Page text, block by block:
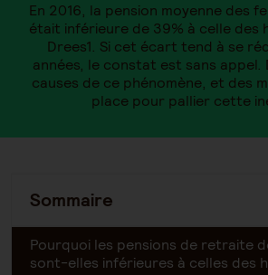
En 2016, la pension moyenne des
était inférieure de 39% à celle des
Drees1. Si cet écart tend à se
années, le constat est sans appel.
causes de ce phénomène, et des
place pour pallier cette
Sommaire
Pourquoi les pensions de retraite
sont-elles inférieures à celles des